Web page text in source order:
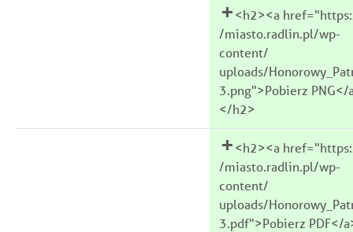
<h2><a
/miasto.radlin.pl/wp-
content/
uploads/
3.png">Pobierz PNG</
</h2>
<h2><a
/miasto.radlin.pl/wp-
content/
uploads/
3.pdf">Pobierz PDF</